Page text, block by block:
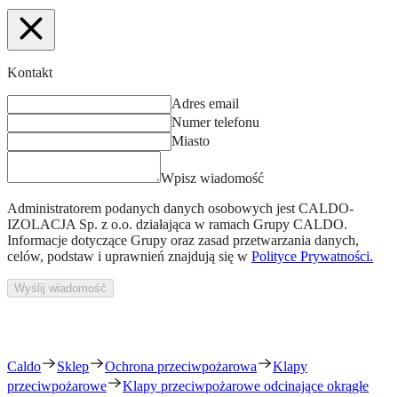
Kontakt
Adres email
Numer telefonu
Miasto
Wpisz wiadomość
Administratorem podanych danych osobowych jest CALDO-
IZOLACJA Sp. z o.o. działająca w ramach Grupy CALDO.
Informacje dotyczące Grupy oraz zasad przetwarzania danych,
celów, podstaw i uprawnień znajdują się w Polityce Prywatności.
Wyślij wiadomość
Caldo Sklep Ochrona przeciwpożarowa
Klapy
przeciwpożarowe
Klapy przeciwpożarowe odcinające okrągłe